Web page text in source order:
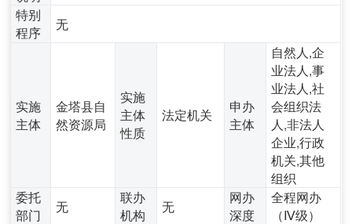
特别
程序
无
实施
主体
金塔县自
然资源局
实施
主体
性质
法定机关
申办
主体
自然人,企
业法人,事
业法人,社
会组织法
人,非法人
企业,行政
机关,其他
组织
委托
部门
无
联办
机构
无
网办
深度
全程网办
（Ⅳ级）